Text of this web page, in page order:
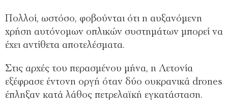
Πολλοί, ωστόσο, φοβούνται ότι η αυξανόμενη
χρήση αυτόνομων οπλικών συστημάτων μπορεί να
έχει αντίθετα αποτελέσματα.
Στις αρχές του περασμένου μήνα, η Λετονία
εξέφρασε έντονη οργή όταν δύο ουκρανικά drones
έπληξαν κατά λάθος πετρελαϊκή εγκατάσταση.